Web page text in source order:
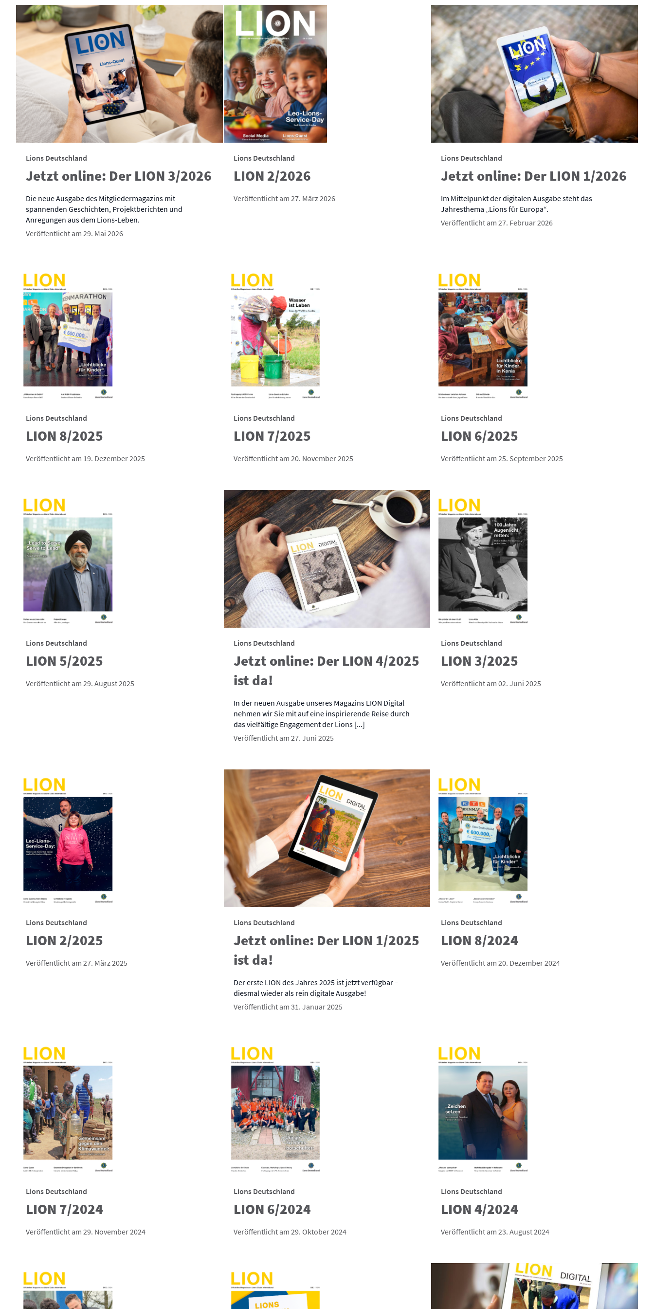
Lions Deutschland
Jetzt online: Der LION 3/2026
Die neue Ausgabe des Mitgliedermagazins mit
spannenden Geschichten, Projektberichten und
Anregungen aus dem Lions-Leben.
Veröffentlicht am 29. Mai 2026
Lions Deutschland
LION 2/2026
Veröffentlicht am 27. März 2026
Lions Deutschland
Jetzt online: Der LION 1/2026
Im Mittelpunkt der digitalen Ausgabe steht das
Jahresthema „Lions für Europa“.
Veröffentlicht am 27. Februar 2026
Lions Deutschland
LION 8/2025
Veröffentlicht am 19. Dezember 2025
Lions Deutschland
LION 7/2025
Veröffentlicht am 20. November 2025
Lions Deutschland
LION 6/2025
Veröffentlicht am 25. September 2025
Lions Deutschland
LION 5/2025
Veröffentlicht am 29. August 2025
Lions Deutschland
Jetzt online: Der LION 4/2025
ist da!
In der neuen Ausgabe unseres Magazins LION Digital
nehmen wir Sie mit auf eine inspirierende Reise durch
das vielfältige Engagement der Lions [...]
Veröffentlicht am 27. Juni 2025
Lions Deutschland
LION 3/2025
Veröffentlicht am 02. Juni 2025
Lions Deutschland
LION 2/2025
Veröffentlicht am 27. März 2025
Lions Deutschland
Jetzt online: Der LION 1/2025
ist da!
Der erste LION des Jahres 2025 ist jetzt verfügbar –
diesmal wieder als rein digitale Ausgabe!
Veröffentlicht am 31. Januar 2025
Lions Deutschland
LION 8/2024
Veröffentlicht am 20. Dezember 2024
Lions Deutschland
LION 7/2024
Veröffentlicht am 29. November 2024
Lions Deutschland
LION 6/2024
Veröffentlicht am 29. Oktober 2024
Lions Deutschland
LION 4/2024
Veröffentlicht am 23. August 2024